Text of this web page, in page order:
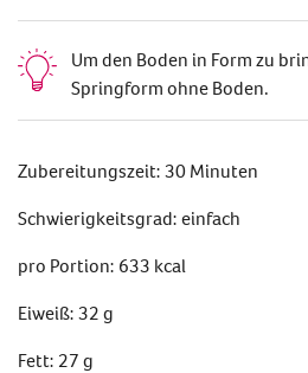
Um den Boden in Form zu
Springform ohne Boden.
Zubereitungszeit: 30 Minuten
Schwierigkeitsgrad: einfach
pro Portion: 633 kcal
Eiweiß: 32 g
Fett: 27 g